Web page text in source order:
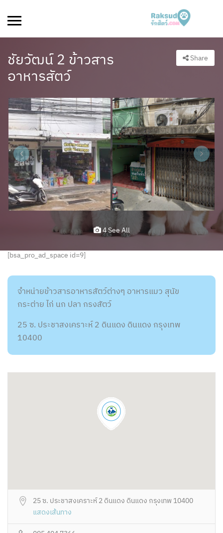
ชัยวัฒน์ 2 ข้าวสาร
อาหารสัตว์
Share
4 See All
[bsa_pro_ad_space id=9]
จำหน่ายข้าวสารอาหารสัตว์ต่างๆ อาหารแมว สุนัข
กระต่าย ไก่ นก ปลา กรงสัตว์
25 ซ. ประชาสงเคราะห์ 2 ดินแดง ดินแดง กรุงเทพ
10400
25 ซ. ประชาสงเคราะห์ 2 ดินแดง ดินแดง กรุงเทพ 10400
แสดงเส้นทาง